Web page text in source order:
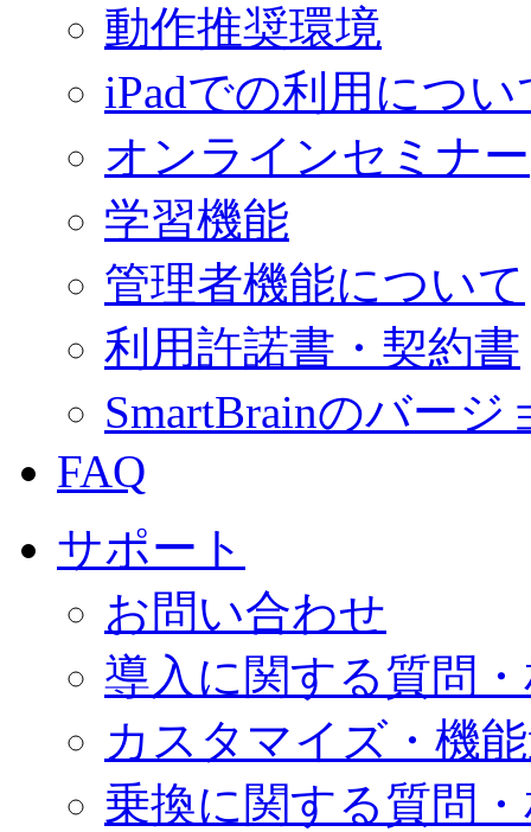
動作推奨環境
iPadでの利用につい
オンラインセミナー
学習機能
管理者機能について
利用許諾書・契約書
SmartBrainのバー
FAQ
サポート
お問い合わせ
導入に関する質問
カスタマイズ・機
乗換に関する質問